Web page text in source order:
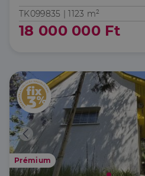
TK099835 |1123 m²
18 000 000 Ft
Prémium